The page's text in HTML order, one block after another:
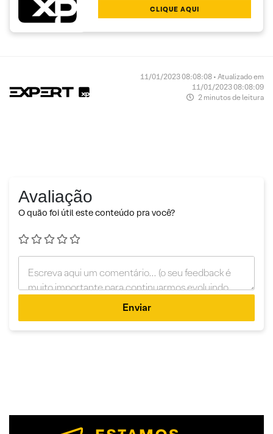
CLIQUE AQUI
11/01/2023 08:08:08 • Atualizado em
11/01/2023 08:08:09
2 minutos de leitura
Avaliação
O quão foi útil este conteúdo pra você?
Enviar